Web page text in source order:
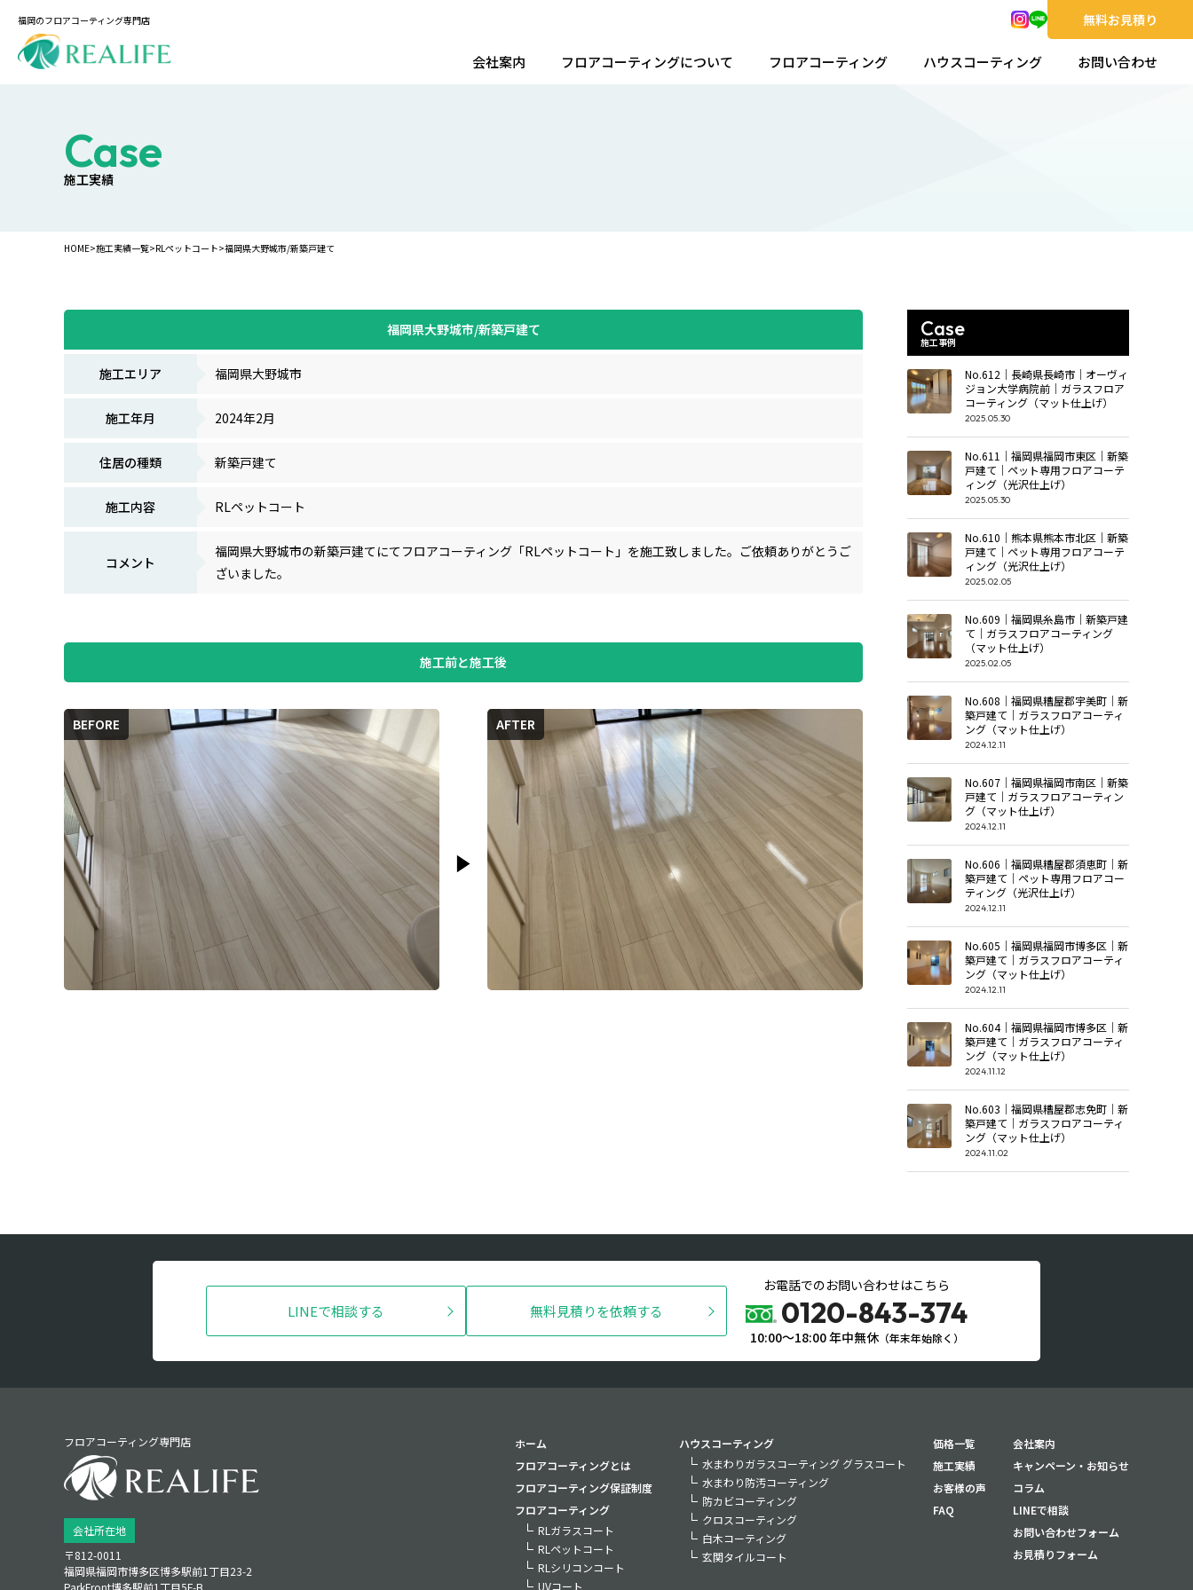
福岡のフロアコーティング専門店 無料お見積り
会社案内 フロアコーティングについて フロアコーティング ハウスコーティング お問い合わせ
施工実績
Case
HOME>施工実績一覧>RLペットコート>福岡県大野城市/新築戸建て
福岡県大野城市/新築戸建て
施工エリア 福岡県大野城市
施工年月 2024年2月
住居の種類 新築戸建て
施工内容 RLペットコート
コメント
福岡県大野城市の新築戸建てにてフロアコーティング「RLペットコート」を施工致しました。ご依頼ありがとうご
ざいました。
施工前と施工後
BEFORE AFTER
Case
施工事例
No.612｜長崎県長崎市｜オーヴィ
ジョン大学病院前｜ガラスフロア
コーティング（マット仕上げ）
2025.05.30
No.611｜福岡県福岡市東区｜新築
戸建て｜ペット専用フロアコーテ
ィング（光沢仕上げ）
2025.05.30
No.610｜熊本県熊本市北区｜新築
戸建て｜ペット専用フロアコーテ
ィング（光沢仕上げ）
2025.02.05
No.609｜福岡県糸島市｜新築戸建
て｜ガラスフロアコーティング
（マット仕上げ）
2025.02.05
No.608｜福岡県糟屋郡宇美町｜新
築戸建て｜ガラスフロアコーティ
ング（マット仕上げ）
2024.12.11
No.607｜福岡県福岡市南区｜新築
戸建て｜ガラスフロアコーティン
グ（マット仕上げ）
2024.12.11
No.606｜福岡県糟屋郡須恵町｜新
築戸建て｜ペット専用フロアコー
ティング（光沢仕上げ）
2024.12.11
No.605｜福岡県福岡市博多区｜新
築戸建て｜ガラスフロアコーティ
ング（マット仕上げ）
2024.12.11
No.604｜福岡県福岡市博多区｜新
築戸建て｜ガラスフロアコーティ
ング（マット仕上げ）
2024.11.12
No.603｜福岡県糟屋郡志免町｜新
築戸建て｜ガラスフロアコーティ
ング（マット仕上げ）
2024.11.02
LINEで相談する 無料見積りを依頼する
お電話でのお問い合わせはこちら
0120-843-374
10:00〜18:00 年中無休（年末年始除く）
フロアコーティング専門店
会社所在地
〒812-0011
福岡県福岡市博多区博多駅前1丁目23‑2
ParkFront博多駅前1丁目5F‑B
ホーム
フロアコーティングとは
フロアコーティング保証制度
フロアコーティング
RLガラスコート
RLペットコート
RLシリコンコート
UVコート
ハウスコーティング
水まわりガラスコーティング グラスコート
水まわり防汚コーティング
防カビコーティング
クロスコーティング
白木コーティング
玄関タイルコート
価格一覧
施工実績
お客様の声
FAQ
会社案内
キャンペーン・お知らせ
コラム
LINEで相談
お問い合わせフォーム
お見積りフォーム